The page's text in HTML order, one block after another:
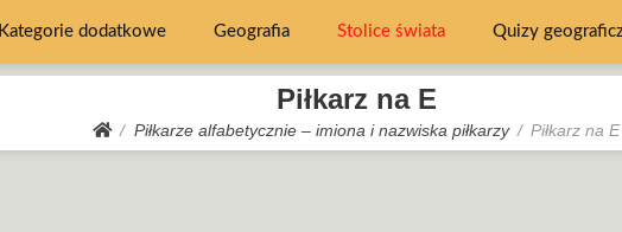
Kategorie dodatkowe Geografia Stolice świata Quizy
Piłkarz na E
Piłkarze alfabetycznie – imiona i nazwiska piłkarzy Piłkarz na E